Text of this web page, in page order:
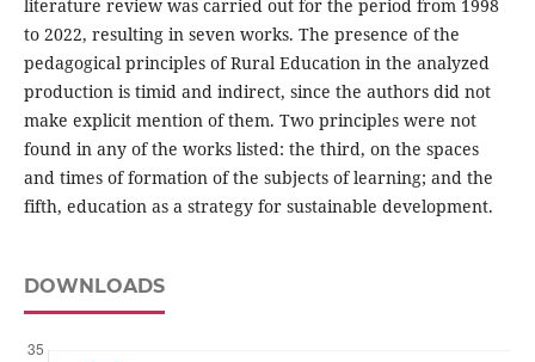
literature review was carried out for the period from 1998
to 2022, resulting in seven works. The presence of the
pedagogical principles of Rural Education in the analyzed
production is timid and indirect, since the authors did not
make explicit mention of them. Two principles were not
found in any of the works listed: the third, on the spaces
and times of formation of the subjects of learning; and the
fifth, education as a strategy for sustainable development.
DOWNLOADS